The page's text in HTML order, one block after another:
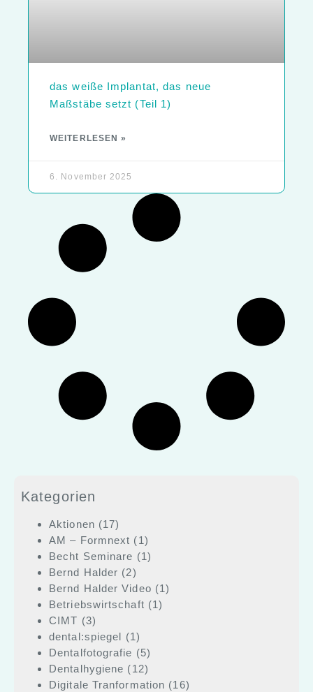
das weiße Implantat, das neue
Maßstäbe setzt (Teil 1)
WEITERLESEN »
6. November 2025
Kategorien
Aktionen (17)
AM – Formnext (1)
Becht Seminare (1)
Bernd Halder (2)
Bernd Halder Video (1)
Betriebswirtschaft (1)
CIMT (3)
dental:spiegel (1)
Dentalfotografie (5)
Dentalhygiene (12)
Digitale Tranformation (16)